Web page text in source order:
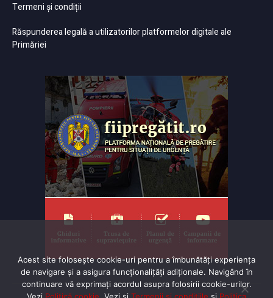
Termeni și condiții
Răspunderea legală a utilizatorilor platformelor digitale ale
Primăriei
Acest site folosește cookie-uri pentru a îmbunătăți experiența
de navigare și a asigura funcționalițăți adiționale. Navigând în
continuare vă exprimaţi acordul asupra folosirii cookie-urilor.